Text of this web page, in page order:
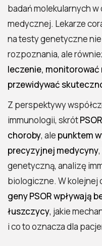
badań molekularnych
medycznej. Lekarze
na testy genetyczne
rozpoznania, ale
leczenie,
przewidywać
Z perspektywy
immunologii, skrót
choroby, ale punktem
precyzyjnej medycyny
genetyczną, analizę
biologiczne. W kolejnej
geny PSOR wpływają
łuszczycy, jakie
i co to oznacza dla